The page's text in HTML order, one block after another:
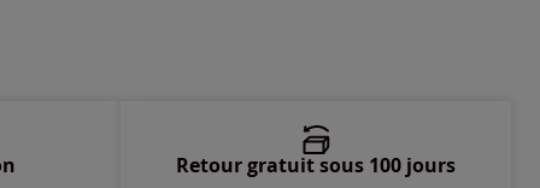
Retour gratuit sous 100 jours